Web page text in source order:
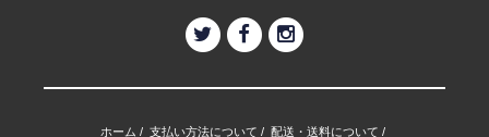
ホーム / 支払い方法について / 配送・送料について /